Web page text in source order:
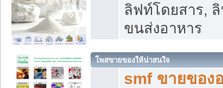
ลิฟท์โดยสาร,
ขนส่งอาหาร
โพสขายของให้น่าสนใจ
smf ขายของ